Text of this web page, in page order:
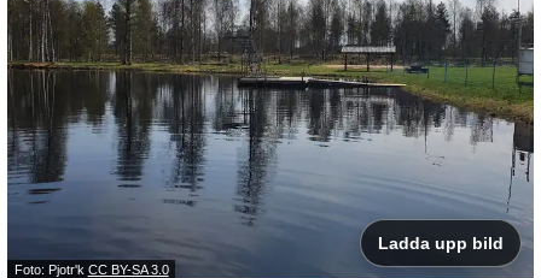
Foto: Pjotr'k CC BY-SA 3.0
Ladda upp bild